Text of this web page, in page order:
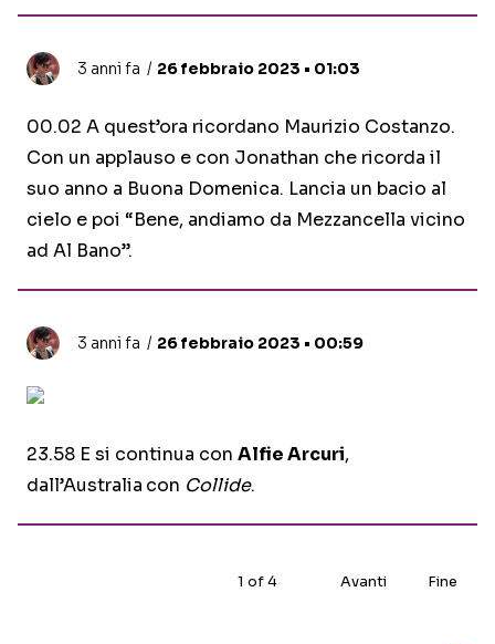
3 anni fa 26 febbraio 2023 • 01:03
00.02 A quest’ora ricordano Maurizio Costanzo.
Con un applauso e con Jonathan che ricorda il
suo anno a Buona Domenica. Lancia un bacio al
cielo e poi “Bene, andiamo da Mezzancella vicino
ad Al Bano”.
3 anni fa 26 febbraio 2023 • 00:59
23.58 E si continua con Alfie Arcuri,
dall’Australia con Collide.
1 of4 Avanti Fine